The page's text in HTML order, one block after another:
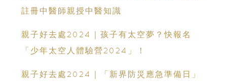
註冊中醫師親授中醫知識
親子好去處2024｜孩子有太空夢？快報名
「少年太空人體驗營2024」！
親子好去處2024｜「新界防災應急準備日」